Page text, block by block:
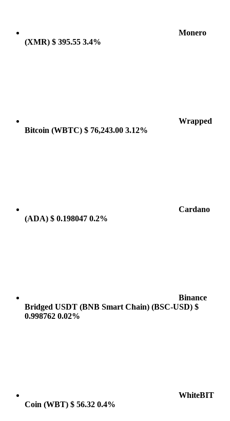
Monero
(XMR) $ 395.55 3.4%
Wrapped
Bitcoin (WBTC) $ 76,243.00 3.12%
Cardano
(ADA) $ 0.198047 0.2%
Binance
Bridged USDT (BNB Smart Chain) (BSC-USD) $
0.998762 0.02%
WhiteBIT
Coin (WBT) $ 56.32 0.4%